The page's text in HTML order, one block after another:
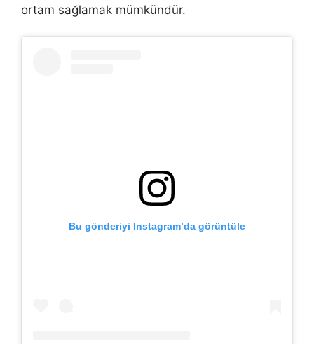
ortam sağlamak mümkündür.
Bu gönderiyi Instagram’da görüntüle